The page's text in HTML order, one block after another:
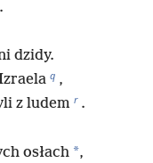
.
dzidy.
q ,
z ludem r .
osłach *,